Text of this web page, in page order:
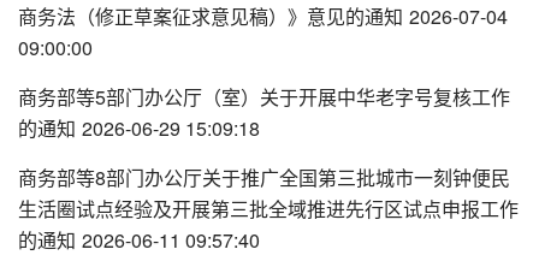
商务法（修正草案征求意见稿）》意见的通知 2026-07-04
09:00:00
商务部等5部门办公厅（室）关于开展中华老字号复核工作
的通知 2026-06-29 15:09:18
商务部等8部门办公厅关于推广全国第三批城市一刻钟便民
生活圈试点经验及开展第三批全域推进先行区试点申报工作
的通知 2026-06-11 09:57:40